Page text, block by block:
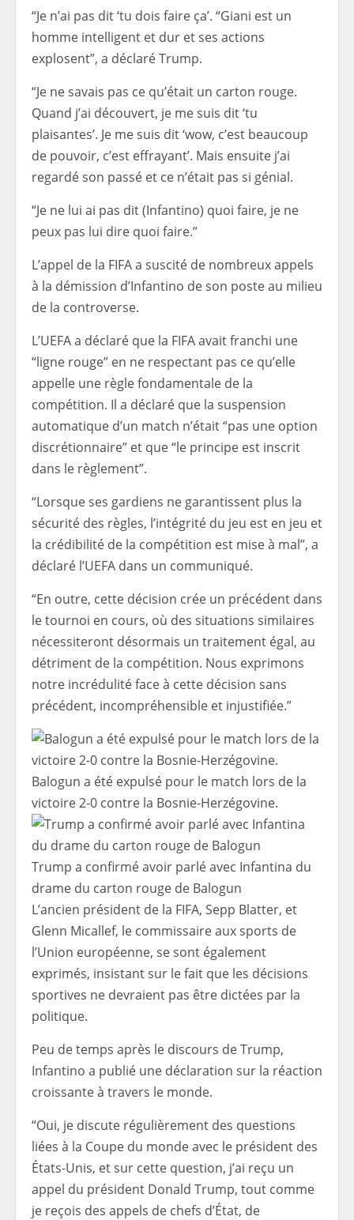
“Je n’ai pas dit ‘tu dois faire ça’. “Giani est un
homme intelligent et dur et ses actions
explosent”, a déclaré Trump.
“Je ne savais pas ce qu’était un carton rouge.
Quand j’ai découvert, je me suis dit ‘tu
plaisantes’. Je me suis dit ‘wow, c’est beaucoup
de pouvoir, c’est effrayant’. Mais ensuite j’ai
regardé son passé et ce n’était pas si génial.
“Je ne lui ai pas dit (Infantino) quoi faire, je ne
peux pas lui dire quoi faire.”
L’appel de la FIFA a suscité de nombreux appels
à la démission d’Infantino de son poste au milieu
de la controverse.
L’UEFA a déclaré que la FIFA avait franchi une
“ligne rouge” en ne respectant pas ce qu’elle
appelle une règle fondamentale de la
compétition. Il a déclaré que la suspension
automatique d’un match n’était “pas une option
discrétionnaire” et que “le principe est inscrit
dans le règlement”.
“Lorsque ses gardiens ne garantissent plus la
sécurité des règles, l’intégrité du jeu est en jeu et
la crédibilité de la compétition est mise à mal”, a
déclaré l’UEFA dans un communiqué.
“En outre, cette décision crée un précédent dans
le tournoi en cours, où des situations similaires
nécessiteront désormais un traitement égal, au
détriment de la compétition. Nous exprimons
notre incrédulité face à cette décision sans
précédent, incompréhensible et injustifiée.”
Balogun a été expulsé pour le match lors de la
victoire 2-0 contre la Bosnie-Herzégovine.
Trump a confirmé avoir parlé avec Infantina du
drame du carton rouge de Balogun
L’ancien président de la FIFA, Sepp Blatter, et
Glenn Micallef, le commissaire aux sports de
l’Union européenne, se sont également
exprimés, insistant sur le fait que les décisions
sportives ne devraient pas être dictées par la
politique.
Peu de temps après le discours de Trump,
Infantino a publié une déclaration sur la réaction
croissante à travers le monde.
“Oui, je discute régulièrement des questions
liées à la Coupe du monde avec le président des
États-Unis, et sur cette question, j’ai reçu un
appel du président Donald Trump, tout comme
je reçois des appels de chefs d’État, de